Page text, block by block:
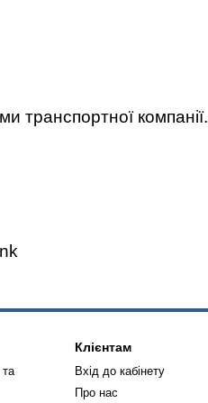
транспортної компанії.
Клієнтам
Вхід до кабінету
Про нас